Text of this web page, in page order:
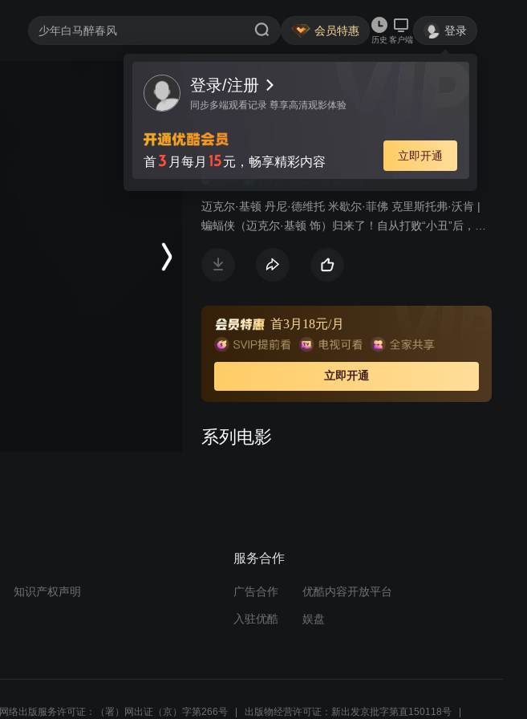
会员特惠
历史 客户端
登录
登录/注册
同步多端观看记录 尊享高清观影体验
首3 月每月 15元，畅享精彩内容 立即开通
视频 讨论
蝙蝠侠归来
DC 超级英雄
迈克尔·基顿 丹尼·德维托 米歇尔·菲佛 克里斯托弗·沃肯 |
蝙蝠侠（迈克尔·基顿 饰）归来了！自从打败“小丑”后，高
这次是脾气乖张暴戾的“企鹅”（丹尼·德维托 饰）。“企
谭市，将市内的长子都杀光，并控制整个高谭市。在迫使
邪恶商人马克斯（克里斯托弗·沃肯 饰）帮忙后，“企鹅”顺
利当上了高谭市长。同时，马克斯的秘书西莉娅（米歇尔·
菲佛 饰）意外获知了他们的秘密，在遭受他们迫害时意外
获得了超强能力，成为了亦正亦邪的猫女。蝙蝠侠这次将
首3月18元/月
立即开通
系列电影
鹅”上线，专挑长子杀害，看
知识产权声明
服务合作
广告合作 优酷内容开放平台
入驻优酷 娱盘
网络出版服务许可证：（署）网出证（京）字第266号 出版物经营许可证：新出发京批字第直150118号